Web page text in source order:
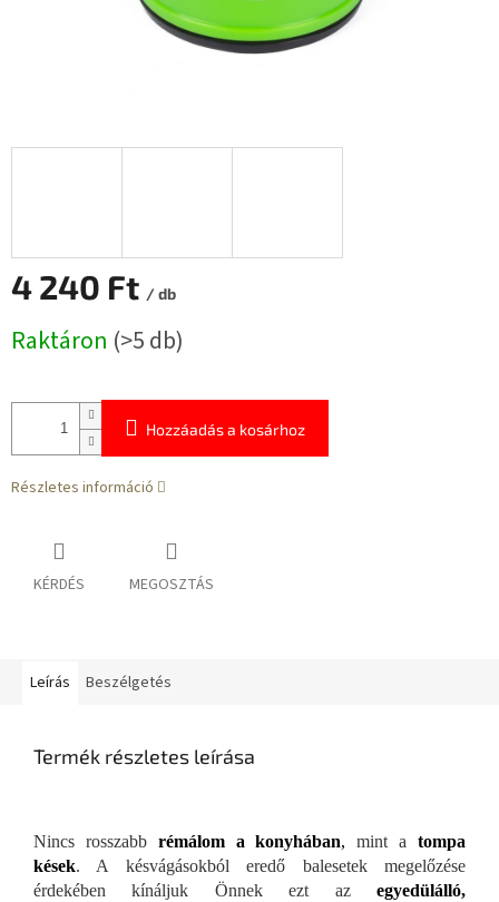
4 240 Ft / db
Raktáron (>5 db)
Hozzáadás a kosárhoz
Részletes információ
KÉRDÉS MEGOSZTÁS
Leírás Beszélgetés
Termék részletes leírása
Nincs rosszabb rémálom a konyhában, mint atompa
kések. A késvágásokból eredő balesetek megelőzése
érdekében kínáljuk Önnek ezt az egyedülálló,